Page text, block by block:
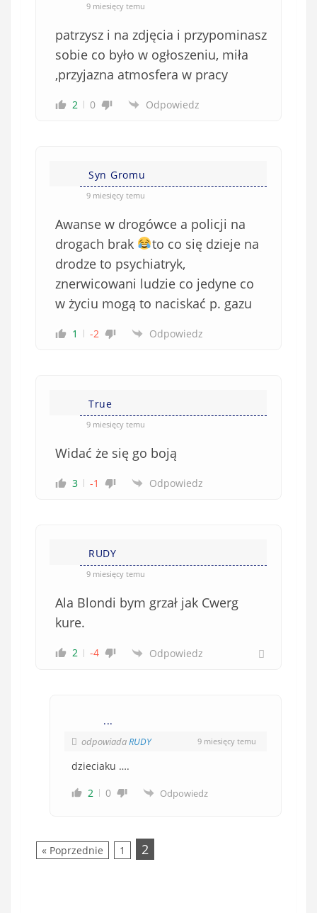
9 miesięcy temu
patrzysz i na zdjęcia i przypominasz
sobie co było w ogłoszeniu, miła
,przyjazna atmosfera w pracy
2 0 Odpowiedz
Syn Gromu
9 miesięcy temu
Awanse w drogówce a policji na
drogach brak
to co się dzieje na
drodze to psychiatryk,
znerwicowani ludzie co jedyne co
w życiu mogą to naciskać p. gazu
1 -2 Odpowiedz
True
9 miesięcy temu
Widać że się go boją
3 -1 Odpowiedz
RUDY
9 miesięcy temu
Ala Blondi bym grzał jak Cwerg
kure.
2 -4 Odpowiedz
...
odpowiadaRUDY 9 miesięcy temu
dzieciaku ….
2
0 Odpowiedz
« Poprzednie 1 2